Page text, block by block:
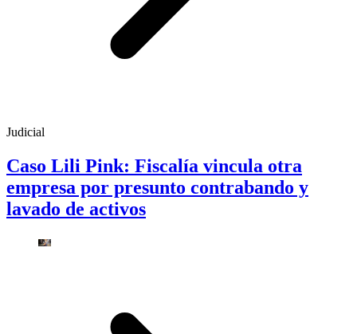
Judicial
Caso Lili Pink: Fiscalía vincula otra
empresa por presunto contrabando y
lavado de activos